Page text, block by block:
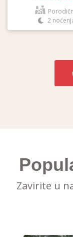
2
Zavirite u